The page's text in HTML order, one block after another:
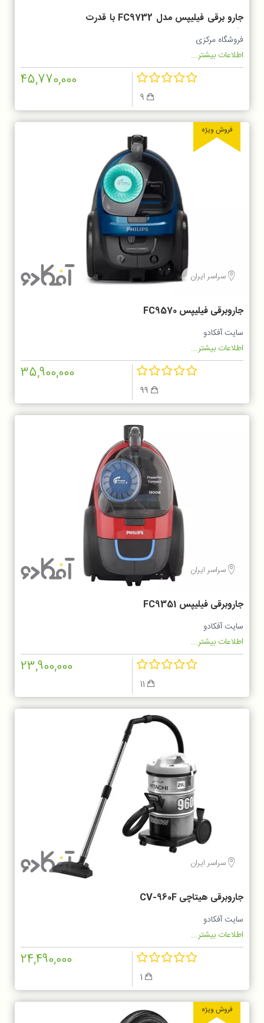
جارو برقی فیلیپس مدل FC9732 با قدرت
مکش ۲۱۰۰ وات
فروشگاه مرکزی
اطلاعات بیشتر...
9
45,770,000
فروش ویژه
سراسر ایران
جاروبرقی فیلیپس FC9570
سایت آفکادو
اطلاعات بیشتر...
99
35,900,000
سراسر ایران
جاروبرقی فیلیپس FC9351
سایت آفکادو
اطلاعات بیشتر...
11
23,900,000
سراسر ایران
جاروبرقی هیتاچی CV-960F
سایت آفکادو
اطلاعات بیشتر...
1
24,490,000
فروش ویژه